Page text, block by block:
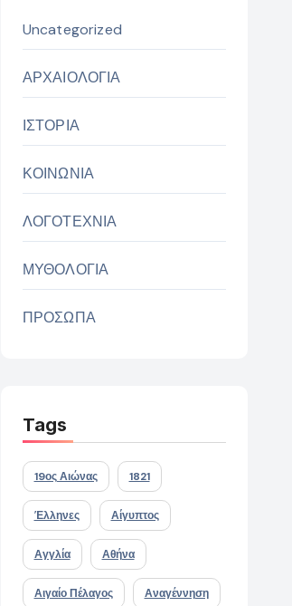
Uncategorized
ΑΡΧΑΙΟΛΟΓΙΑ
ΙΣΤΟΡΙΑ
ΚΟΙΝΩΝΙΑ
ΛΟΓΟΤΕΧΝΙΑ
ΜΥΘΟΛΟΓΙΑ
ΠΡΟΣΩΠΑ
Tags
19ος Αιώνας 1821
Έλληνες Αίγυπτος
Αγγλία Αθήνα
Αιγαίο Πέλαγος Αναγέννηση